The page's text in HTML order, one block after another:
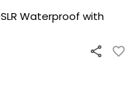
Waterproof with